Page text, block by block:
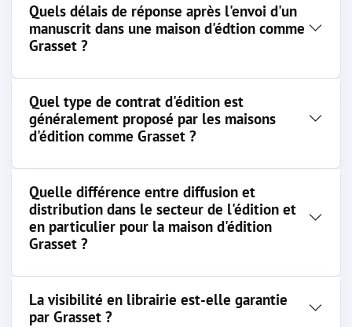
Quels délais de réponse après l'envoi d'un
manuscrit dans une maison d'édtion comme
Grasset ?
Quel type de contrat d'édition est
généralement proposé par les maisons
d'édition comme Grasset ?
Quelle différence entre diffusion et
distribution dans le secteur de l'édition et
en particulier pour la maison d'édition
Grasset ?
La visibilité en librairie est-elle garantie
par Grasset ?